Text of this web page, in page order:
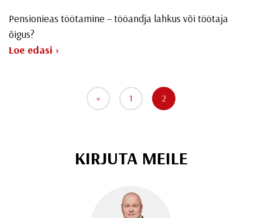
Pensionieas töötamine – tööandja lahkus või töötaja
õigus?
Loe edasi ›
« 1 2
KIRJUTA MEILE